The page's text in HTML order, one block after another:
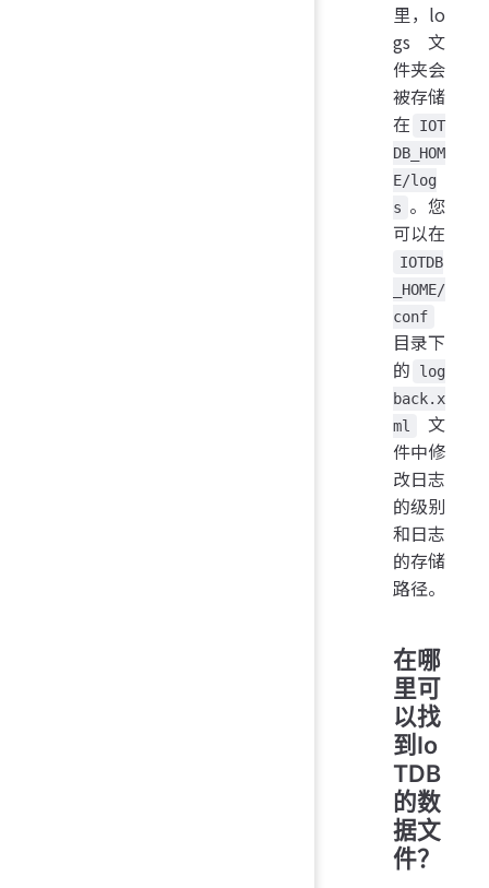
里，lo
gs 文
件夹会
被存储
在
IOT
DB_HOM
E/log
s 。您
可以在
IOTDB
_HOME/
conf
目录下
的
log
back.x
ml
文
件中修
改日志
的级别
和日志
的存储
路径。
在哪
里可
以找
到Io
TDB
的数
据文
件？